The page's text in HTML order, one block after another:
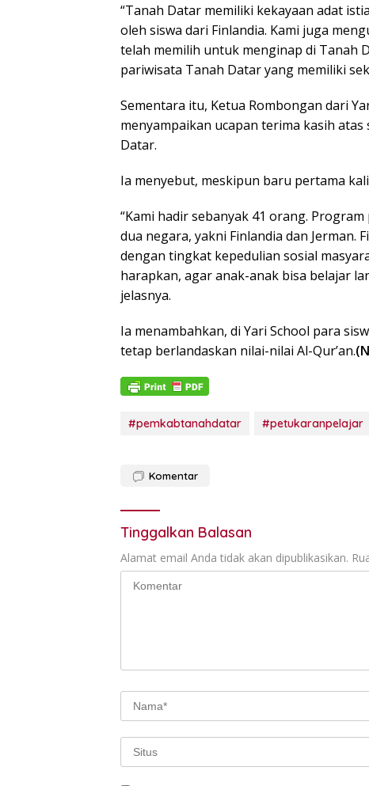
“Tanah Datar memiliki kekayaan adat
oleh siswa dari Finlandia. Kami juga
telah memilih untuk menginap di Tanah
pariwisata Tanah Datar yang memiliki
Sementara itu, Ketua Rombongan dari
menyampaikan ucapan terima kasih
Datar.
Ia menyebut, meskipun baru pertama
“Kami hadir sebanyak 41 orang.
dua negara, yakni Finlandia dan Jerman.
dengan tingkat kepedulian sosial
harapkan, agar anak-anak bisa belajar
jelasnya.
Ia menambahkan, di Yari School para
tetap berlandaskan nilai-nilai Al-Qur’an.
#pemkabtanahdatar #petukaranpelajar
Komentar
Tinggalkan Balasan
Alamat email Anda tidak akan dipublikasikan.